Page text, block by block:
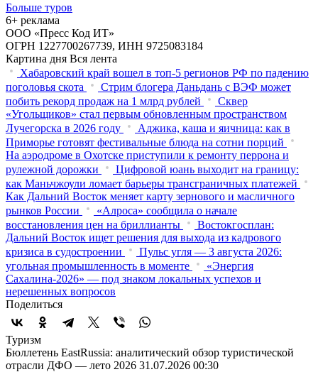
Больше туров
6+ реклама
ООО «Пресс Код ИТ»
ОГРН 1227700267739, ИНН 9725083184
Картина дня Вся лента
Хабаровский край вошел в топ-5 регионов РФ по падению
поголовья скота
Стрим блогера Даньдань с ВЭФ может
побить рекорд продаж на 1 млрд рублей
Сквер
«Угольщиков» стал первым обновленным пространством
Лучегорска в 2026 году
Аджика, каша и яичница: как в
Приморье готовят фестивальные блюда на сотни порций
На аэродроме в Охотске приступили к ремонту перрона и
рулежной дорожки
Цифровой юань выходит на границу:
как Маньчжоули ломает барьеры трансграничных платежей
Как Дальний Восток меняет карту зернового и масличного
рынков России
«Алроса» сообщила о начале
восстановления цен на бриллианты
Востокгосплан:
Дальний Восток ищет решения для выхода из кадрового
кризиса в судостроении
Пульс угля — 3 августа 2026:
угольная промышленность в моменте
«Энергия
Сахалина-2026» — под знаком локальных успехов и
нерешенных вопросов
Поделиться
Туризм
Бюллетень EastRussia: аналитический обзор туристической
отрасли ДФО — лето 2026 31.07.2026 00:30